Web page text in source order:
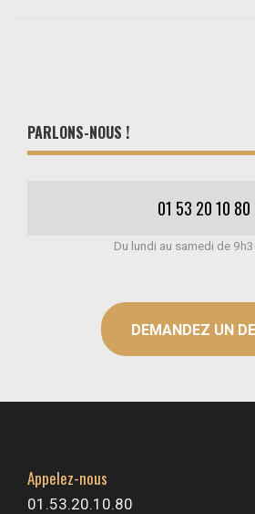
PARLONS-NOUS !
01 53 20 10 80
Du lundi au samedi de
DEMANDEZ UN
Appelez-nous
01.53.20.10.80